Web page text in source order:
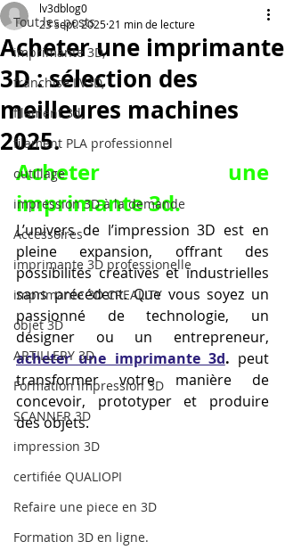
Tout les posts
imprimante 3D,
franchise LV3D,
filament 3d,
filament PLA professionnel
outillage
impression 3D à la demande
Accessoires
imprimante 3D professionelle
imprimante 3D CREALITY
objet 3D
ARTILLERY 3D
Formation impression 3D
SCANNER 3D
impression 3D
certifiée QUALIOPI
Refaire une piece en 3D
Formation 3D en ligne.
Acheter une imprimante
3D : sélection des
meilleures machines
2025.
lv3dblog0
23 sept. 2025 21 min de lecture
Acheter une
imprimante 3d.
L’univers de l’impression 3D est en
pleine expansion, offrant des
possibilités créatives et industrielles
sans précédent. Que vous soyez un
passionné de technologie, un
acheter une imprimante 3d. peut
transformer votre manière de
concevoir, prototyper et produire
des objets.